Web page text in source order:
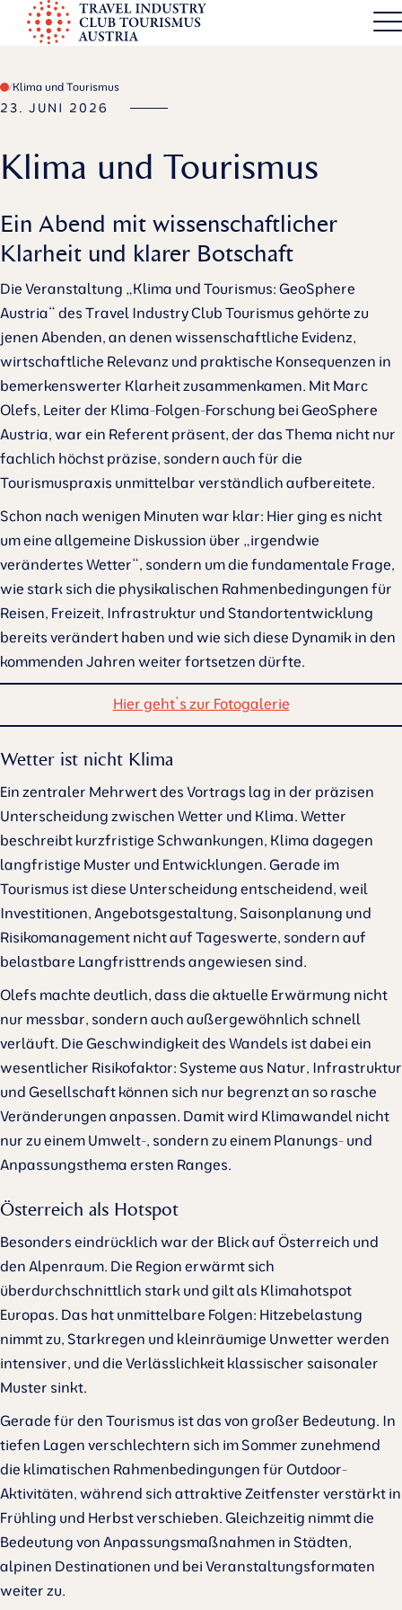
p
t
c
o
t
e
Klima und Tourismus
23. JUNI 2026
Klima und Tourismus
Ein Abend mit wissenschaftlicher
Klarheit und klarer Botschaft
Die Veranstaltung „Klima und Tourismus: GeoSphere
Austria“ des Travel Industry Club Tourismus gehörte zu
jenen Abenden, an denen wissenschaftliche Evidenz,
wirtschaftliche Relevanz und praktische Konsequenzen in
bemerkenswerter Klarheit zusammenkamen. Mit Marc
Olefs, Leiter der Klima-Folgen-Forschung bei GeoSphere
Austria, war ein Referent präsent, der das Thema nicht nur
fachlich höchst präzise, sondern auch für die
Tourismuspraxis unmittelbar verständlich aufbereitete.
Schon nach wenigen Minuten war klar: Hier ging es nicht
um eine allgemeine Diskussion über „irgendwie
verändertes Wetter“, sondern um die fundamentale Frage,
wie stark sich die physikalischen Rahmenbedingungen für
Reisen, Freizeit, Infrastruktur und Standortentwicklung
bereits verändert haben und wie sich diese Dynamik in den
kommenden Jahren weiter fortsetzen dürfte.
Hier geht’s zur Fotogalerie
Wetter ist nicht Klima
Ein zentraler Mehrwert des Vortrags lag in der präzisen
Unterscheidung zwischen Wetter und Klima. Wetter
beschreibt kurzfristige Schwankungen, Klima dagegen
langfristige Muster und Entwicklungen. Gerade im
Tourismus ist diese Unterscheidung entscheidend, weil
Investitionen, Angebotsgestaltung, Saisonplanung und
Risikomanagement nicht auf Tageswerte, sondern auf
belastbare Langfristtrends angewiesen sind.
Olefs machte deutlich, dass die aktuelle Erwärmung nicht
nur messbar, sondern auch außergewöhnlich schnell
verläuft. Die Geschwindigkeit des Wandels ist dabei ein
wesentlicher Risikofaktor: Systeme aus Natur, Infrastruktur
und Gesellschaft können sich nur begrenzt an so rasche
Veränderungen anpassen. Damit wird Klimawandel nicht
nur zu einem Umwelt-, sondern zu einem Planungs- und
Anpassungsthema ersten Ranges.
Österreich als Hotspot
Besonders eindrücklich war der Blick auf Österreich und
den Alpenraum. Die Region erwärmt sich
überdurchschnittlich stark und gilt als Klimahotspot
Europas. Das hat unmittelbare Folgen: Hitzebelastung
nimmt zu, Starkregen und kleinräumige Unwetter werden
intensiver, und die Verlässlichkeit klassischer saisonaler
Muster sinkt.
Gerade für den Tourismus ist das von großer Bedeutung. In
tiefen Lagen verschlechtern sich im Sommer zunehmend
die klimatischen Rahmenbedingungen für Outdoor-
Aktivitäten, während sich attraktive Zeitfenster verstärkt in
Frühling und Herbst verschieben. Gleichzeitig nimmt die
Bedeutung von Anpassungsmaßnahmen in Städten,
alpinen Destinationen und bei Veranstaltungsformaten
weiter zu.